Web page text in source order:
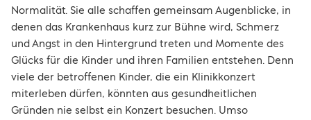
Normalität. Sie alle schaffen gemeinsam Augenblicke, in
denen das Krankenhaus kurz zur Bühne wird, Schmerz
und Angst in den Hintergrund treten und Momente des
Glücks für die Kinder und ihren Familien entstehen. Denn
viele der betroffenen Kinder, die ein Klinikkonzert
miterleben dürfen, könnten aus gesundheitlichen
Gründen nie selbst ein Konzert besuchen. Umso